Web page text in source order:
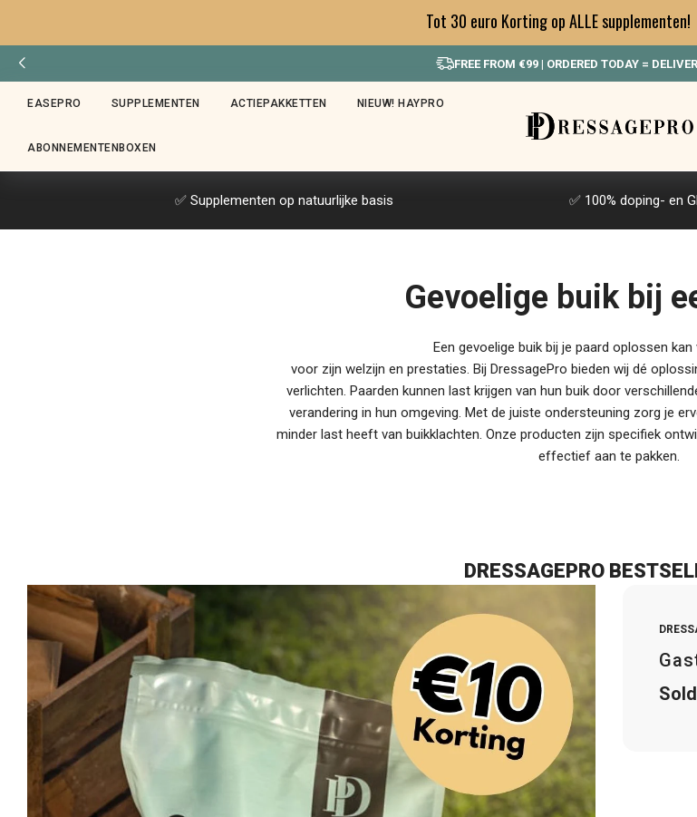
Tot 30 euro Korting op ALLE supplementen!
FREE FROM €99 | ORDERED TODAY =
EASEPRO SUPPLEMENTEN ACTIEPAKKETTEN NIEUW! HAYPRO
ABONNEMENTENBOXEN
✅ Supplementen op natuurlijke basis ✅ 100% doping- en
Gevoelige buik bij
Een gevoelige buik bij je paard oplossen kan
voor zijn welzijn en prestaties. Bij DressagePro bieden wij dé
verlichten. Paarden kunnen last krijgen van hun buik door
verandering in hun omgeving. Met de juiste ondersteuning zorg je
minder last heeft van buikklachten. Onze producten zijn specifiek
effectief aan te pakken.
DRESSAGEPRO